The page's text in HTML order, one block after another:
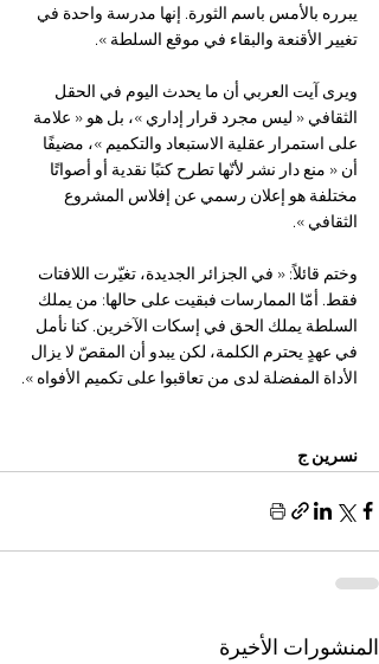
يبرره بالأمس باسم الثورة. إنها مدرسة واحدة في
تغيير الأقنعة والبقاء في موقع السلطة ».
ويرى آيت العربي أن ما يحدث اليوم في الحقل
الثقافي « ليس مجرد قرار إداري »، بل هو « علامة
على استمرار عقلية الاستبعاد والتكميم »، مضيفًا
أن « منع دار نشر لأنّها تطرح كتبًا نقدية أو أصواتًا
مختلفة هو إعلان رسمي عن إفلاس المشروع
الثقافي ».
وختم قائلاً: « في الجزائر الجديدة، تغيّرت اللافتات
فقط. أمّا الممارسات فبقيت على حالها: من يملك
السلطة يملك الحق في إسكات الآخرين. كنا نأمل
في عهدٍ يحترم الكلمة، لكن يبدو أن المقصّ لا يزال
الأداة المفضلة لدى من تعاقبوا على تكميم الأفواه ».
نسرين ج
المنشورات الأخيرة